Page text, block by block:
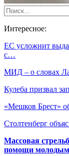
Интересное:
ЕС усложнит
с…
МИД – о словах
Кулеба призвал
«Мешков Брест»
Столтенберг
Массовая
помощи